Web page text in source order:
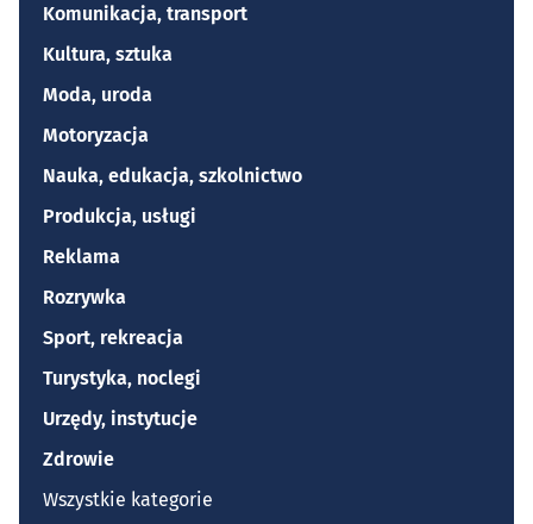
Komunikacja, transport
Kultura, sztuka
Moda, uroda
Motoryzacja
Nauka, edukacja, szkolnictwo
Produkcja, usługi
Reklama
Rozrywka
Sport, rekreacja
Turystyka, noclegi
Urzędy, instytucje
Zdrowie
Wszystkie kategorie